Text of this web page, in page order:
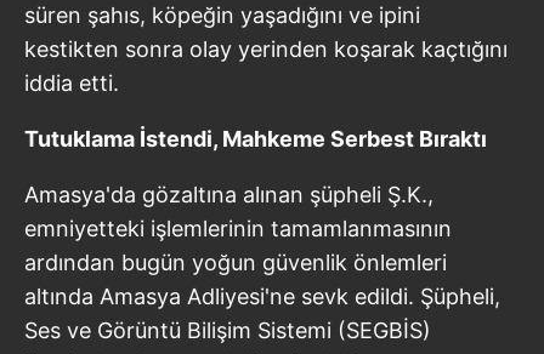
süren şahıs, köpeğin yaşadığını ve ipini
kestikten sonra olay yerinden koşarak kaçtığını
iddia etti.
Tutuklama İstendi, Mahkeme Serbest Bıraktı
Amasya'da gözaltına alınan şüpheli Ş.K.,
emniyetteki işlemlerinin tamamlanmasının
ardından bugün yoğun güvenlik önlemleri
altında Amasya Adliyesi'ne sevk edildi. Şüpheli,
Ses ve Görüntü Bilişim Sistemi (SEGBİS)